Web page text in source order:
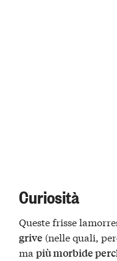
Curiosità
Queste frisse
grive (nelle quali,
mapiù morbide